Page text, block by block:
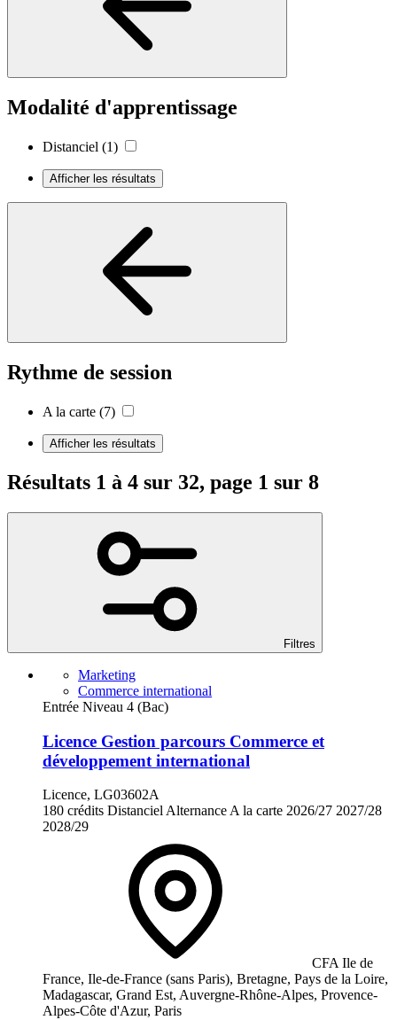
Modalité d'apprentissage
Distanciel (1)
Afficher les résultats
Rythme de session
A la carte (7)
Afficher les résultats
Résultats 1 à 4 sur 32, page 1 sur 8
Filtres
Marketing
Commerce international
Entrée Niveau 4 (Bac)
Licence Gestion parcours Commerce et
développement international
Licence, LG03602A
180 crédits Distanciel Alternance A la carte 2026/27 2027/28
2028/29
CFA Ile de
France, Ile-de-France (sans Paris), Bretagne, Pays de la Loire,
Madagascar, Grand Est, Auvergne-Rhône-Alpes, Provence-
Alpes-Côte d'Azur, Paris